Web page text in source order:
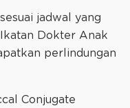
jadwal yang
Dokter Anak
perlindungan
Conjugate